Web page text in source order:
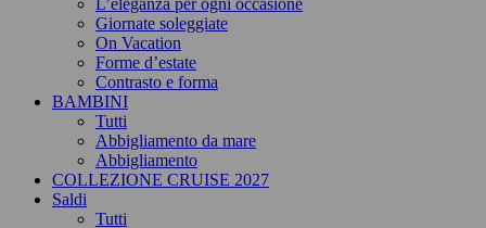
L’eleganza per ogni occasione
Giornate soleggiate
On Vacation
Forme d’estate
Contrasto e forma
BAMBINI
Tutti
Abbigliamento da mare
Abbigliamento
COLLEZIONE CRUISE 2027
Saldi
Tutti